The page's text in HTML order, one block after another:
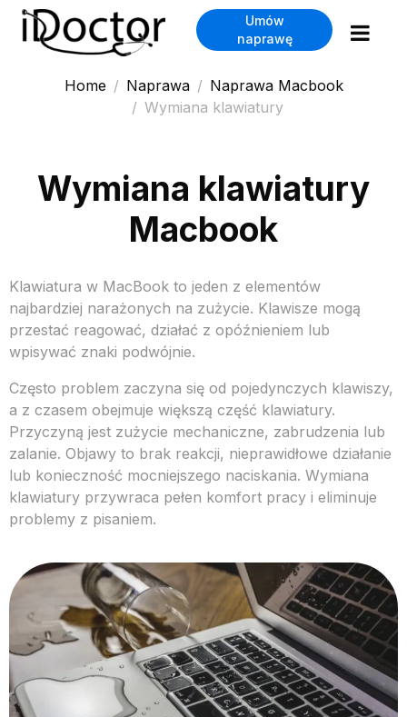
Umów
naprawę
Home Naprawa
Naprawa Macbook
Wymiana klawiatury
Wymiana klawiatury
Macbook
Klawiatura w MacBook to jeden z elementów
najbardziej narażonych na zużycie. Klawisze mogą
przestać reagować, działać z opóźnieniem lub
wpisywać znaki podwójnie.
Często problem zaczyna się od pojedynczych klawiszy,
a z czasem obejmuje większą część klawiatury.
Przyczyną jest zużycie mechaniczne, zabrudzenia lub
zalanie. Objawy to brak reakcji, nieprawidłowe działanie
lub konieczność mocniejszego naciskania. Wymiana
klawiatury przywraca pełen komfort pracy i eliminuje
problemy z pisaniem.